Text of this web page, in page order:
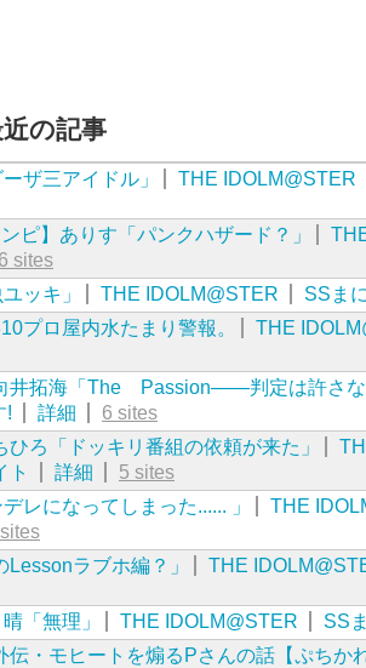
の記事
ザ三アイドル」 THE IDOLM@STER
ピ】ありす「パンクハザード？」
6 sites
ッキ」 THE IDOLM@STER SSま
プロ屋内水たまり警報。 THE
井拓海「The Passion――判定は許さな
!
詳細
6 sites
ひろ「ドッキリ番組の依頼が来た」
ト
詳細
5 sites
レになってしまった...... 」 THE
ラブホ編？」 THE
「無理」 THE IDOLM@STER SS
伝・モヒートを煽るPさんの話【ぷちか